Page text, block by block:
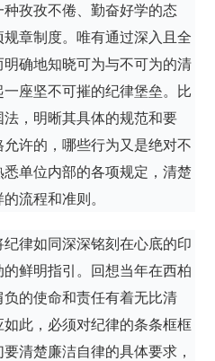
孜孜不倦、勤奋好学的态
章制度。唯有通过深入且全
确地知晓可为与不可为的清
座坚不可摧的纪律堡垒。比
，明晰其具体的规范和要
许的，哪些行为又是绝对不
单位内部的各项规定，清楚
流程和准则。
律如同深深铭刻在心底的印
鲜明指引。回想当年在西柏
的使命和责任有着无比清
此，必须对纪律的条条框框
清楚廉洁自律的具体要求，